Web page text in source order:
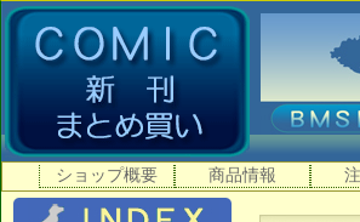
ショップ概要 商品情報